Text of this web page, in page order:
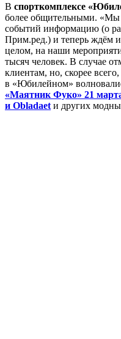
В спорткомплексе
более общительными. «Мы
событий информацию (о
Прим.ред.) и теперь ждём
целом, на наши
тысяч человек. В случае
клиентам, но, скорее
в «Юбилейном»
«Маятник Фуко» 21
и Obladaet и других